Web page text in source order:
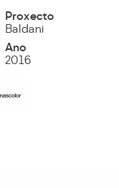
Proxecto
Baldani
Ano
2016